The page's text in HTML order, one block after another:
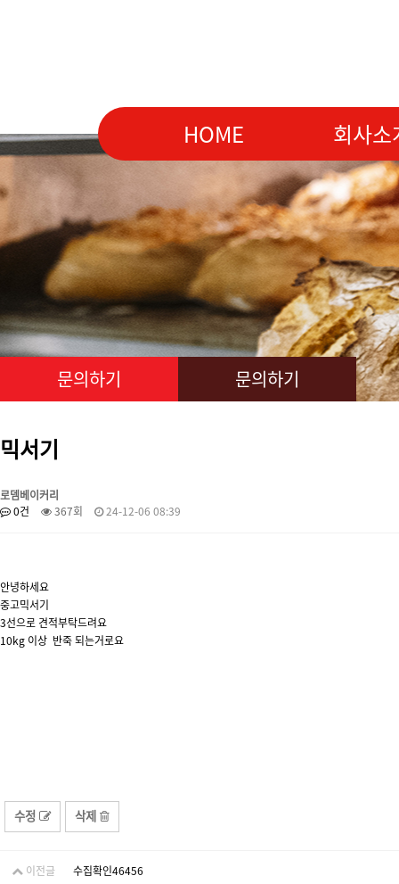
HOME 회사소
문의하기 문의하기
믹서기
로뎀베이커리
0건
367회 24-12-06 08:39
안녕하세요
중고믹서기
3선으로 견적부탁드려요
10kg 이상 반죽 되는거로요
수정 삭제
이전글 수집확인46456